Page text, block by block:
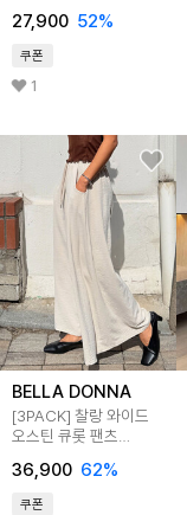
27,900 52%
쿠폰
1
BELLA DONNA
[3PACK] 찰랑 와이드
오스틴 큐롯 팬츠
36,900 62%
쿠폰